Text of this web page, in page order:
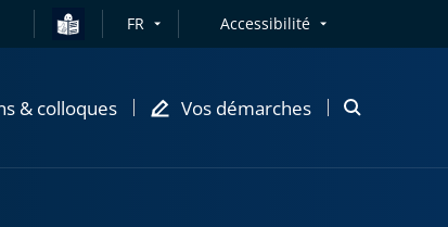
FR Accessibilité
& colloques Vos démarches
Ouvrir